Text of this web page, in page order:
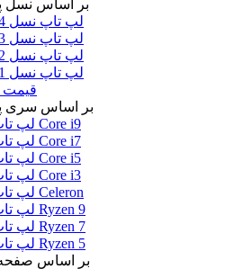
بر اساس نسل
لپ تاپ نسل 14
لپ تاپ نسل 13
لپ تاپ نسل 12
لپ تاپ نسل 11
قیمت
بر اساس سری
لپ تاپ Core i9
لپ تاپ Core i7
لپ تاپ Core i5
لپ تاپ Core i3
لپ تاپ Celeron
لپ تاپ Ryzen 9
لپ تاپ Ryzen 7
لپ تاپ Ryzen 5
بر اساس